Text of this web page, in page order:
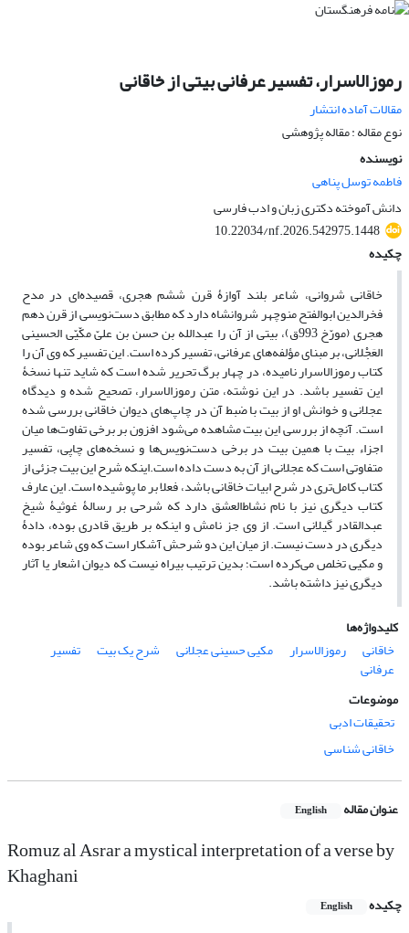
‌‌رموزالاسرار، تفسیر عرفانی بیتی از خاقانی
مقالات آماده انتشار
نوع مقاله : مقاله پژوهشی
نویسنده
فاطمه توسل پناهی
دانش آموخته دکتری زبان و ادب فارسی
10.22034/nf.2026.542975.1448
چکیده
خاقانی شروانی، شاعر بلند آوازۀ قرن ششم هجری، قصیده‌ای در مدح
فخرالدین ابوالفتح منوچهر شروانشاه دارد که مطابق ‌‌دست‌نویسی از قرن دهم
هجری (مورّخ 993ق)، بیتی از آن را عبد‌الله بن حسن بن علیّ مکّیّی الحسینی
العَجْلانی، بر مبنای مؤلفه‌های عرفانی، تفسیر کرده است. این ‌‌تفسیر که وی آن را
کتاب رموزالاسرار نامیده، در چهار برگ تحریر شده است که شاید تنها نسخۀ
این تفسیر باشد. در این نوشته، متن رموزالاسرار، تصحیح شده و دیدگاه
عجلانی و خوانش او از بیت با ضبط آن در چاپ‌های دیوان خاقانی بررسی شده
است. آنچه از بررسی این بیت مشاهده می‌شود افزون بر برخی تفاوت‌ها میان
اجزاء بیت با همین بیت در برخی دست‌نویس‌ها و نسخه‌های چاپی، تفسیر
متفاوتی است که عجلانی از آن به دست داده است.اینکه شرح این بیت جزئی از
کتاب کامل‌تری در شرح ابیات خاقانی باشد، فعلا بر ما پوشیده است. این عارف
کتاب دیگری نیز با نام نشاط‌العشق دارد که شرحی بر رسالۀ غوثیۀ شیخ
عبدالقادر گیلانی است. از وی جز نامش و اینکه بر طریق قادری بوده، دادۀ
دیگری در دست نیست. از میان این دو شرحش آشکار است که وی شاعر بوده
و مکیی تخلص می‌کرده است؛ بدین ترتیب بیراه نیست که دیوان اشعار یا آثار
دیگری نیز داشته باشد.
کلیدواژه‌ها
خاقانی
رموزالاسرار مکیی حسینی عجلانی شرح یک بیت تفسیر
عرفانی
موضوعات
تحقیقات ادبی
خاقانی شناسی
عنوان مقاله English
Romuz al Asrar a mystical interpretation of a verse by
Khaghani
چکیده English